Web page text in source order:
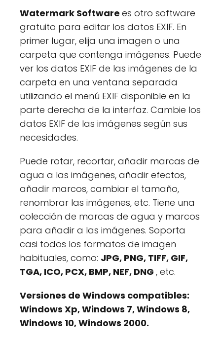
Watermark Software es otro software
gratuito para editar los datos EXIF. En
primer lugar, elija una imagen o una
carpeta que contenga imágenes. Puede
ver los datos EXIF de las imágenes de la
carpeta en una ventana separada
utilizando el menú EXIF disponible en la
parte derecha de la interfaz. Cambie los
datos EXIF de las imágenes según sus
necesidades.
Puede rotar, recortar, añadir marcas de
agua a las imágenes, añadir efectos,
añadir marcos, cambiar el tamaño,
renombrar las imágenes, etc. Tiene una
colección de marcas de agua y marcos
para añadir a las imágenes. Soporta
casi todos los formatos de imagen
habituales, como: JPG, PNG, TIFF, GIF,
TGA, ICO, PCX, BMP, NEF, DNG , etc.
Versiones de Windows compatibles:
Windows Xp, Windows 7, Windows 8,
Windows 10, Windows 2000.